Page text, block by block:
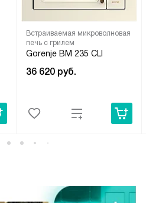
Встраиваемая микроволновая
печь с грилем
Gorenje BM 235 CLI
36 620 руб.